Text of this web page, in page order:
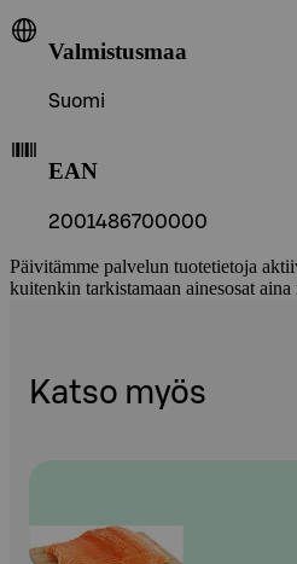
Valmistusmaa
Suomi
EAN
2001486700000
Päivitämme palvelun tuotetietoja
kuitenkin tarkistamaan ainesosat
Katso myös